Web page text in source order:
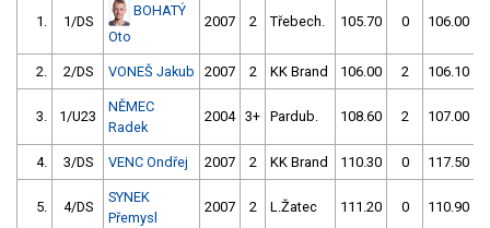
1. 1/DS
BOHATÝ
Oto
2007 2 Třebech. 105.70 0 106.00
2. 2/DS VONEŠ Jakub 2007 2 KK Brand 106.00 2 106.10
3. 1/U23
NĚMEC
Radek
2004 3+ Pardub. 108.60 2 107.00
4. 3/DS VENC Ondřej 2007 2 KK Brand 110.30 0 117.50
5. 4/DS
SYNEK
Přemysl
2007 2 L.Žatec 111.20 0 110.90